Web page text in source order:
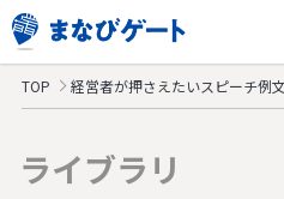
TOP 経営者が押さえたいスピーチ例
ライブラリ